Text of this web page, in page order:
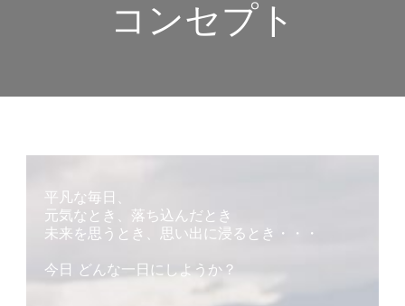
コンセプト
平凡な毎日、
元気なとき、落ち込んだとき
未来を思うとき、思い出に浸るとき・・・
今日 どんな一日にしようか？